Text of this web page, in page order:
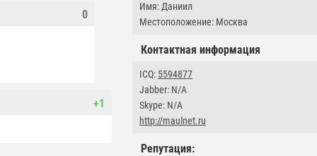
Имя: Даниил
Местоположение: Москва
Контактная информация
ICQ: 5594877
Jabber: N/A
Skype: N/A
http://maulnet.ru
Репутация:
0
+1